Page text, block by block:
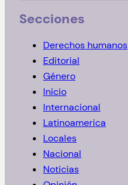
s
Secciones
Derechos humanos
Editorial
Género
Inicio
Internacional
Latinoamerica
Locales
Nacional
Noticias